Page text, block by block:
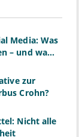
Media: Was
– und was
zur
Crohn?
Nicht alle